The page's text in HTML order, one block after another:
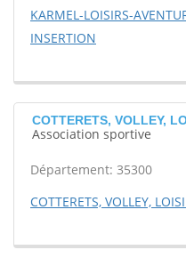
KARMEL-LOISIRS-
INSERTION
COTTERETS, VOLLEY,
Association sportive
Département: 35300
COTTERETS, VOLLEY,